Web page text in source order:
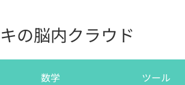
の脳内クラウド
数学 ツール